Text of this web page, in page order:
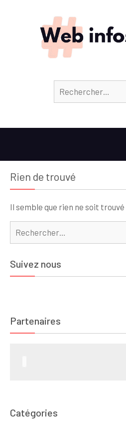
Rien de trouvé
Il semble que rien ne soit
Rechercher :
Suivez nous
Partenaires
Catégories